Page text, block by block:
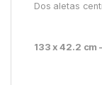
Dos aletas
133 x 42.2 cm